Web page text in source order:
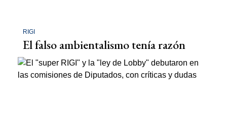
RIGI
El falso ambientalismo tenía razón